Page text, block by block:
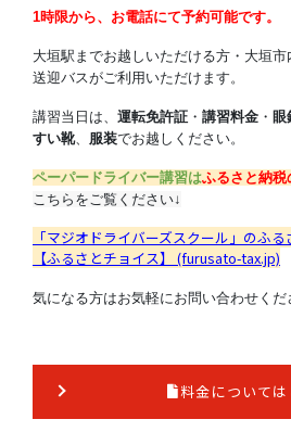
1時限から、お電話にて予約可能です。
大垣駅までお越しいただける方・大垣
送迎バスがご利用いただけます。
講習当日は、 運転免許証 ・ 講習料金 ・ 眼
すい靴、 服装でお越しください。
ペーパードライバー講習はふるさと納税
こちらをご覧ください↓
「マジオドライバーズスクール」のふ
【ふるさとチョイス】 (furusato-tax.jp)
気になる方はお気軽にお問い合わせく
料金については